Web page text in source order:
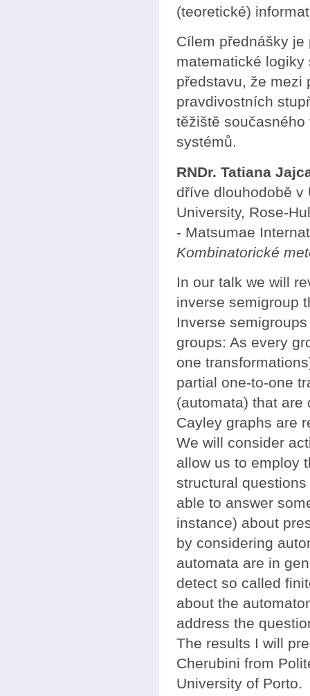
(teoretické)
Cílem přednášky
matematické
představu, že mezi
pravdivostních
těžiště
systémů.
RNDr. Tatiana
dříve dlouhodobě v
University, Rose-
- Matsumae
Kombinatorické
In our talk we will
inverse semigroup
Inverse
groups: As every
one
partial one-to-one
(automata) that
Cayley graphs are
We will consider
allow us to employ
structural
able to answer
instance) about
by considering
automata are in
detect so called
about the
address the
The results I will
Cherubini from
University of Porto.